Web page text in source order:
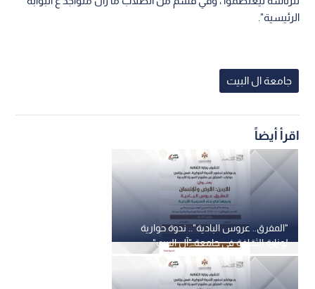
الرئيسية".
جامعة ال البيت
اقرأ أيضاً
"المفرق.. عروس البادية".. ندوة حوارية
لوزارة الثقافة في جامعة "آل البيت"
الأحد